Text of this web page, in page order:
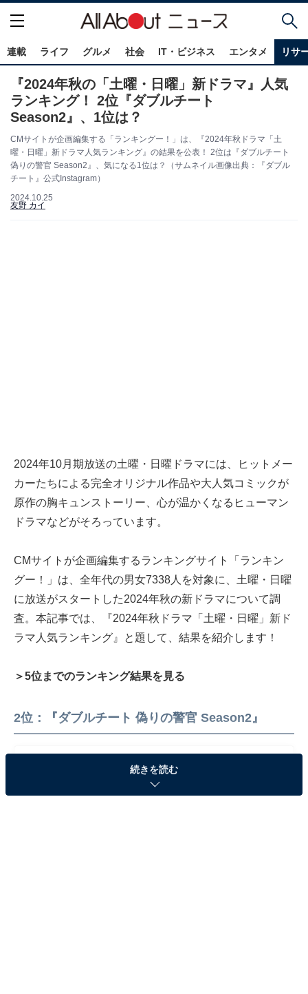
連載 ライフ グルメ 社会 IT・ビジネス エンタメ リサ
『2024年秋の「土曜・日曜」新ドラマ』人気
ランキング！ 2位『ダブルチート
Season2』、1位は？
CMサイトが企画編集する「ランキングー！」は、『2024年秋ドラマ「土
曜・日曜」新ドラマ人気ランキング』の結果を公表！ 2位は『ダブルチート
偽りの警官 Season2』、気になる1位は？（サムネイル画像出典：『ダブル
チート』公式Instagram）
2024.10.25
友野 カイ
2024年10月期放送の土曜・日曜ドラマには、ヒットメー
カーたちによる完全オリジナル作品や大人気コミックが
原作の胸キュンストーリー、心が温かくなるヒューマン
ドラマなどがそろっています。
CMサイトが企画編集するランキングサイト「ランキン
グー！」は、全年代の男女7338人を対象に、土曜・日曜
に放送がスタートした2024年秋の新ドラマについて調
査。本記事では、『2024年秋ドラマ「土曜・日曜」新ド
ラマ人気ランキング』と題して、結果を紹介します！
＞5位までのランキング結果を見る
2位：『ダブルチート 偽りの警官 Season2』
続きを読む